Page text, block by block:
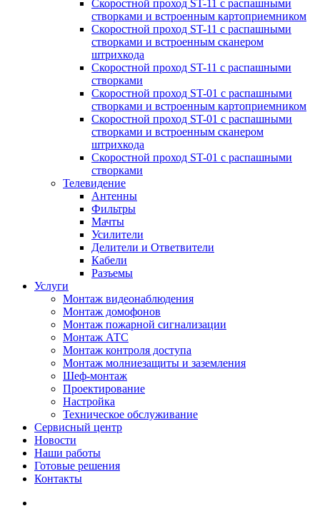
Скоростной проход ST-11 с распашными
створками и встроенным картоприемником
Скоростной проход ST-11 с распашными
створками и встроенным сканером
штрихкода
Скоростной проход ST-11 с распашными
створками
Скоростной проход ST-01 с распашными
створками и встроенным картоприемником
Скоростной проход ST-01 с распашными
створками и встроенным сканером
штрихкода
Скоростной проход ST-01 с распашными
створками
Телевидение
Антенны
Фильтры
Мачты
Усилители
Делители и Ответвители
Кабели
Разъемы
Услуги
Монтаж видеонаблюдения
Монтаж домофонов
Монтаж пожарной сигнализации
Монтаж АТС
Монтаж контроля доступа
Монтаж молниезащиты и заземления
Шеф-монтаж
Проектирование
Настройка
Техническое обслуживание
Сервисный центр
Новости
Наши работы
Готовые решения
Контакты